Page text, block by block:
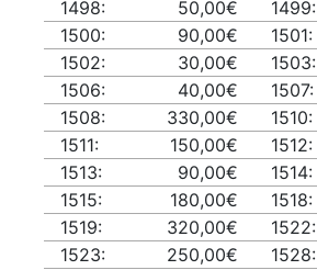
1498:
50,00€ 1499:
1500:
90,00€ 1501:
1502:
30,00€ 1503:
1506:
40,00€ 1507:
1508:
330,00€ 1510:
1511:
150,00€ 1512:
1513:
90,00€ 1514:
1515:
180,00€ 1518:
1519:
320,00€ 1522:
1523:
250,00€ 1528: